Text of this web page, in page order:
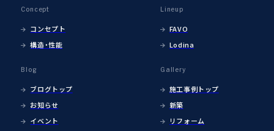
Concept
コンセプト
構造・性能
Lineup
FAVO
Lodina
Blog
ブログトップ
お知らせ
イベント
Gallery
施工事例トップ
新築
リフォーム